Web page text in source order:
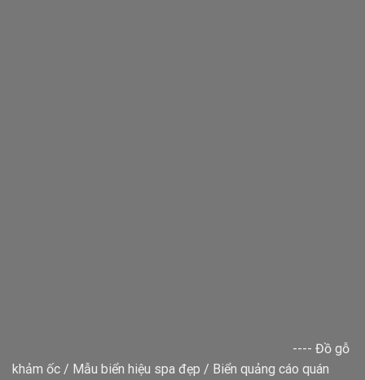
---- Đồ gỗ
khảm ốc / Mẫu biển hiệu spa đẹp / Biển quảng cáo quán